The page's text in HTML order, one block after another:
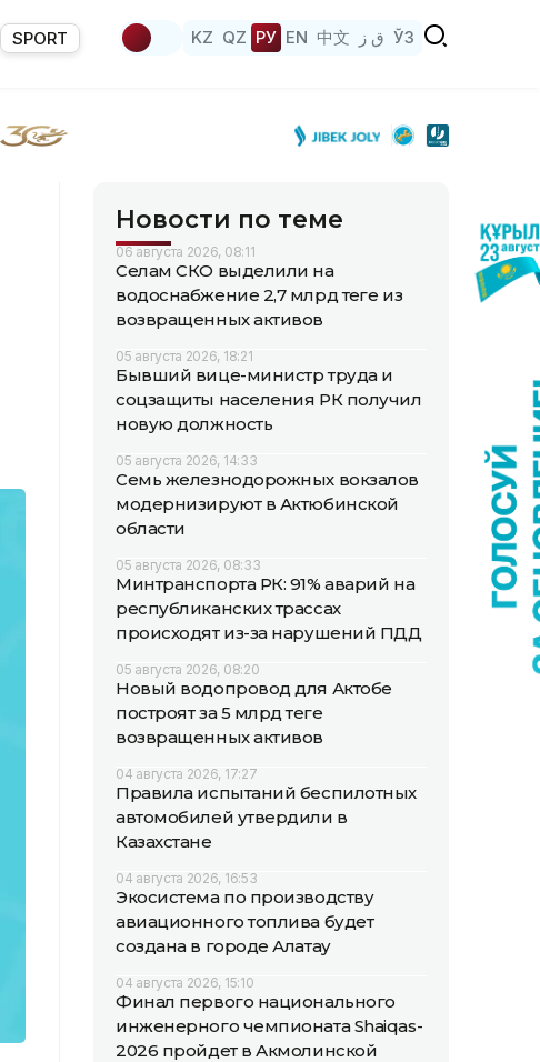
SPORT KZ QZ РУ EN 中文 ق ز ЎЗ
Новости по теме
06 августа 2026, 08:11
Селам СКО выделили на
водоснабжение 2,7 млрд теңге из
возвращенных активов
05 августа 2026, 18:21
Бывший вице-министр труда и
соцзащиты населения РК получил
новую должность
05 августа 2026, 14:33
Семь железнодорожных вокзалов
модернизируют в Актюбинской
области
05 августа 2026, 08:33
Минтранспорта РК: 91% аварий на
республиканских трассах
происходят из-за нарушений ПДД
05 августа 2026, 08:20
Новый водопровод для Актобе
построят за 5 млрд теңге
возвращенных активов
04 августа 2026, 17:27
Правила испытаний беспилотных
автомобилей утвердили в
Казахстане
04 августа 2026, 16:53
Экосистема по производству
авиационного топлива будет
создана в городе Алатау
04 августа 2026, 15:10
Финал первого национального
инженерного чемпионата Shaiqas-
2026 пройдет в Акмолинской